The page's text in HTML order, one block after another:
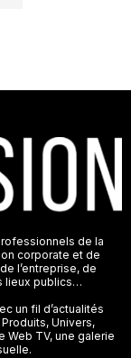
de la
corporate et de
l’entreprise, de
lieux publics…
un fil d’actualités
Univers,
Web TV, une galerie